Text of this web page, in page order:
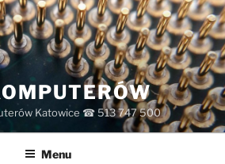
Katowice ☎ 513 747 500
Menu